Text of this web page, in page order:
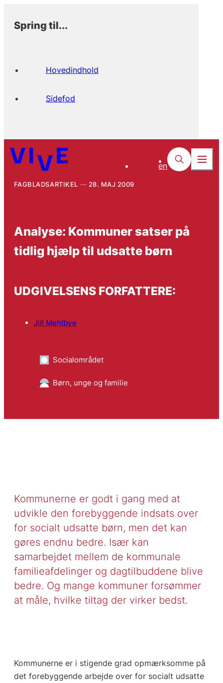
Spring til...
Hovedindhold
Sidefod
en
FAGBLADSARTIKEL 28. MAJ 2009
Analyse: Kommuner satser på
tidlig hjælp til udsatte børn
UDGIVELSENS FORFATTERE:
Jill Mehlbye
Socialområdet
Børn, unge og familie
Kommunerne er godt i gang med at
udvikle den forebyggende indsats over
for socialt udsatte børn, men det kan
gøres endnu bedre. Især kan
samarbejdet mellem de kommunale
familieafdelinger og dagtilbuddene blive
bedre. Og mange kommuner forsømmer
at måle, hvilke tiltag der virker bedst.
Kommunerne er i stigende grad opmærksomme på
det forebyggende arbejde over for socialt udsatte